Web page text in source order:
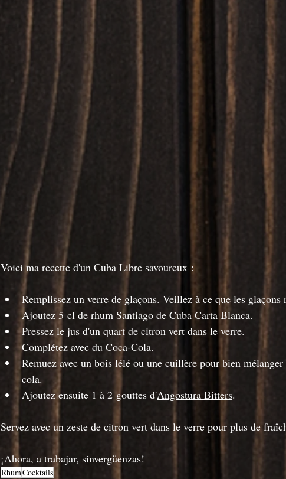
Voici ma recette d'un Cuba Libre savoureux :
Remplissez un verre de glaçons. Veillez à ce que les
Ajoutez 5 cl de rhum Santiago de Cuba Carta Blanca.
Pressez le jus d'un quart de citron vert dans le verre.
Complétez avec du Coca-Cola.
Remuez avec un bois lélé ou une cuillère pour bien
cola.
Ajoutez ensuite 1 à 2 gouttes d'Angostura Bitters.
Servez avec un zeste de citron vert dans le verre pour plus de
¡Ahora, a trabajar, sinvergüenzas!
RhumCocktails